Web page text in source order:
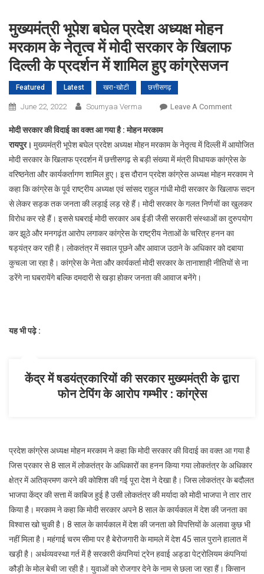
मुख्यमंत्री भूपेश बघेल प्रदेश अध्यक्ष मोहन
मरकाम के नेतृत्व में मोदी सरकार के खिलाफ
दिल्ली के प्रदर्शन में शामिल हुए कांग्रेसजन
Featured Latest खरा-खोटी छत्तीसगढ़
June 22, 2022 Soumyaa Verma Leave A CommentOn
बघेल
प्रदेश
अध्यक्ष
मोहन
मरकाम
के
हुए
मोदी सरकार की विदाई का वक्त आ गया है : मोहन मरकाम
रायपुर। मुख्यमंत्री भूपेश बघेल प्रदेश अध्यक्ष मोहन मरकाम के नेतृत्व में दिल्ली में आयोजित
मोदी सरकार के खिलाफ प्रदर्शन में छत्तीसगढ़ से बड़ी संख्या में मंत्री विधायक कांग्रेस के
वरिष्ठनेता और कार्यकर्तागण शामिल हुए। इस दौरान प्रदेश कांग्रेस अध्यक्ष मोहन मरकाम ने
कहा कि कांग्रेस के पूर्व राष्ट्रीय अध्यक्ष एवं सांसद राहुल गांधी मोदी सरकार के खिलाफ सदन
से लेकर सड़क तक जनता की लड़ाई लड़ रहे हैं। मोदी सरकार के गलत निर्णयों का खुलकर
विरोध कर रहे हैं। इससे घबराई मोदी सरकार अब ईडी जैसी सरकारी संस्थाओं का दुरुपयोग
कर झूठे और मनगढ़ंत आरोप लगाकर कांग्रेस के राष्ट्रीय नेताओं के चरित्र हनन का
षड्यंत्र कर रही है। लोकतंत्र में सवाल पूछने और आवाज उठाने के अधिकार को दबाया
कुचला जा रहा है। कांग्रेस के नेता और कार्यकर्ता मोदी सरकार के तानाशाही नीतियों से ना
डरेंगे ना घबरायेंगे बल्कि दमदारी से खड़ा होकर जनता की आवाज बनेंगे।
यह भी पढ़े :
केंद्र में षडयंत्रकारियों की सरकार मुख्यमंत्री के द्वारा
फोन टेपिंग के आरोप गम्भीर : कांग्रेस
प्रदेश कांग्रेस अध्यक्ष मोहन मरकाम ने कहा कि मोदी सरकार की विदाई का वक्त आ गया है
जिस प्रकार से 8 साल में लोकतंत्र के अधिकारों का हनन किया गया लोकतंत्र के अधिकार
क्षेत्र में अतिक्रमण करने की कोशिश की गई पूरा देश ने देखा है। जिस लोकतंत्र के बदौलत
भाजपा केंद्र की सत्ता में काबिज हुई है उसी लोकतंत्र की मर्यादा को मोदी भाजपा ने तार तार
किया है। मरकाम ने कहा कि मोदी सरकार अपने 8 साल के कार्यकाल में देश की जनता का
विश्वास खो चुकी है। 8 साल के कार्यकाल में देश की जनता को विपत्तियों के अलावा कुछ भी
नहीं मिला है। महंगाई चरम सीमा पर है बेरोजगारी के मामले में देश 45 साल पुराने हालात में
खड़ी है। अर्थव्यवस्था गर्त में है सरकारी कंपनियां ट्रेन हवाई अड्डा पेट्रोलियम कंपनियां
कौड़ी के मोल बेची जा रही है। युवाओं को रोजगार देने के नाम से छला जा रहा हैं। किसान